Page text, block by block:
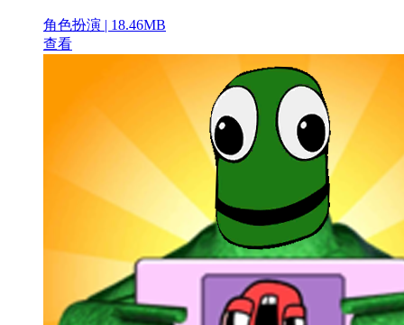
角色扮演 | 18.46MB
查看